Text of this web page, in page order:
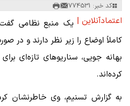
کد خبر: 774531
اعتمادآنلاین | یک منبع نظامی
کاملاً اوضاع را زیر نظر دارند و در
بهانه جویی، سناریوهای تازه‌ای
کرده‌اند.
به گزارش تسنیم، وی خاطرنشان